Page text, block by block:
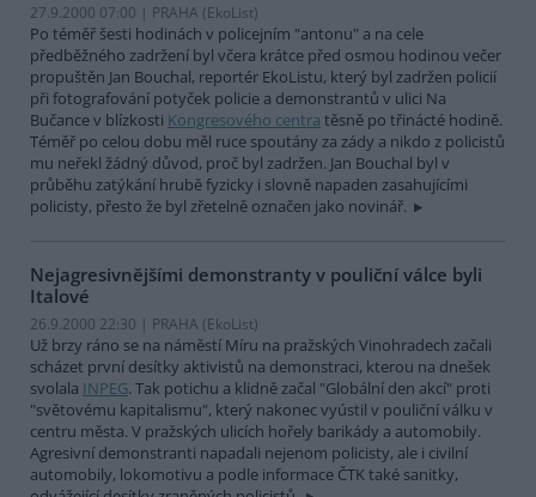
27.9.2000 07:00 | PRAHA (EkoList)
Po téměř šesti hodinách v policejním "antonu" a na cele
předběžného zadržení byl včera krátce před osmou hodinou večer
propuštěn Jan Bouchal, reportér EkoListu, který byl zadržen policií
při fotografování potyček policie a demonstrantů v ulici Na
Bučance v blízkosti Kongresového centra těsně po třinácté hodině.
Téměř po celou dobu měl ruce spoutány za zády a nikdo z policistů
mu neřekl žádný důvod, proč byl zadržen. Jan Bouchal byl v
průběhu zatýkání hrubě fyzicky i slovně napaden zasahujícími
policisty, přesto že byl zřetelně označen jako novinář.
Nejagresivnějšími demonstranty v pouliční válce byli
Italové
26.9.2000 22:30 | PRAHA (EkoList)
Už brzy ráno se na náměstí Míru na pražských Vinohradech začali
scházet první desítky aktivistů na demonstraci, kterou na dnešek
svolala INPEG. Tak potichu a klidně začal "Globální den akcí" proti
"světovému kapitalismu", který nakonec vyústil v pouliční válku v
centru města. V pražských ulicích hořely barikády a automobily.
Agresivní demonstranti napadali nejenom policisty, ale i civilní
automobily, lokomotivu a podle informace ČTK také sanitky,